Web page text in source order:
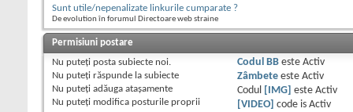
Sunt utile/nepenalizate linkurile cumparate ?
De evolution în forumul Directoare web straine
Permisiuni postare
Nu puteţi posta subiecte noi.
Nu puteţi răspunde la subiecte
Nu puteţi adăuga ataşamente
Nu puteţi modifica posturile proprii
Codul BBeste Activ
Zâmbeteeste Activ
Codul
[IMG] este Activ
[VIDEO] code is Activ